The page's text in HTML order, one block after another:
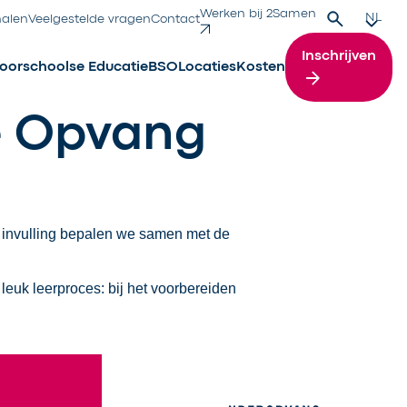
Veelgestelde vragenContactWerken bij 2Samen Zoek NL
Educatie BSO Locaties Kosten
Inschrijven
Opvang
bepalen we samen met de
leerproces: bij het voorbereiden